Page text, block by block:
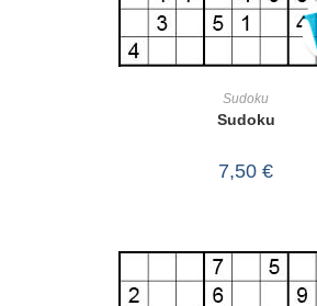
Sudoku
Sudoku
7,50 €